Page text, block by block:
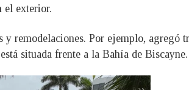
el exterior.
y remodelaciones. Por ejemplo,
situada frente a la Bahía de Biscayne.